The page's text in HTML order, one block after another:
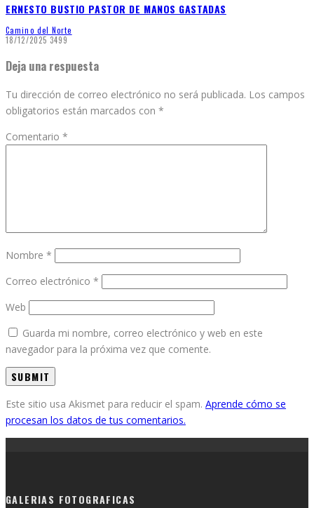
ERNESTO BUSTIO PASTOR DE MANOS GASTADAS
Camino del Norte
18/12/2025 3499
Deja una respuesta
Tu dirección de correo electrónico no será publicada. Los campos
obligatorios están marcados con *
Comentario *
Nombre *
Correo electrónico *
Web
Guarda mi nombre, correo electrónico y web en este
navegador para la próxima vez que comente.
Este sitio usa Akismet para reducir el spam. Aprende cómo se
procesan los datos de tus comentarios.
GALERIAS FOTOGRAFICAS